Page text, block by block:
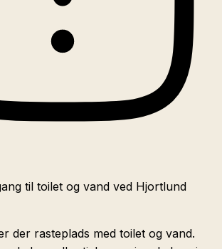
til toilet og vand ved Hjortlund
der rasteplads med toilet og vand.